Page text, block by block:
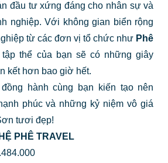
đầu tư xứng đáng cho nhân sự và
nghiệp. Với không gian biển rộng
từ các đơn vị tổ chức như Phê
tập thể của bạn sẽ có những giây
kết hơn bao giờ hết.
hành cùng bạn kiến tạo nên
phúc và những kỷ niệm vô giá
tươi đẹp!
PHÊ TRAVEL